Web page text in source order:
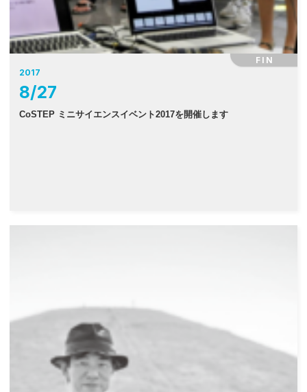
FIN
2017
8/27
CoSTEP ミニサイエンスイベント2017を開催します